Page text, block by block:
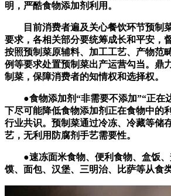
明，严酷食物添加剂利用。
目前消费者遍及关心餐饮环节预制菜
要求，各相关部分要统筹成长和平安，
按照预制菜原辅料、加工工艺、产物范
例等要求处置预制菜出产运营勾当。鼎
制菜，保障消费者的知情权和选择权。
●食物添加剂“非需要不添加”“正在
下尽可能降低食物添加剂正在食物中的
行业共识。预制菜通过冷冻、冷藏等储
艺，无利用防腐剂手艺需要性。
●速冻面米食物、便利食物、盒饭、
馍、面包、汉堡、三明治、比萨等从食